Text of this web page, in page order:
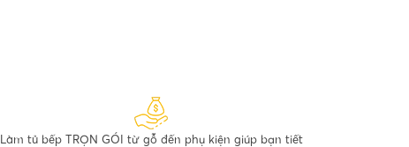
Làm tủ bếp TRỌN GÓI từ gỗ đến phụ kiện giúp bạn tiết